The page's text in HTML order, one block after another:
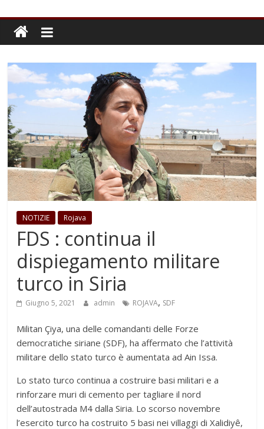
NOTIZIE Rojava
FDS : continua il
dispiegamento militare
turco in Siria
Giugno 5, 2021 admin ROJAVA, SDF
Militan Çiya, una delle comandanti delle Forze
democratiche siriane (SDF), ha affermato che l’attività
militare dello stato turco è aumentata ad Ain Issa.
Lo stato turco continua a costruire basi militari e a
rinforzare muri di cemento per tagliare il nord
dell’autostrada M4 dalla Siria. Lo scorso novembre
l’esercito turco ha costruito 5 basi nei villaggi di Xalidiyê,